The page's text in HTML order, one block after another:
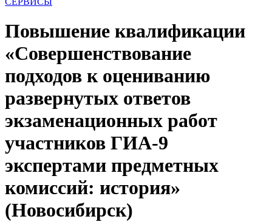
Повышение квалификации
«Совершенствование
подходов к оцениванию
развернутых ответов
экзаменационных работ
участников ГИА-9
экспертами предметных
комиссий: история»
(Новосибирск)